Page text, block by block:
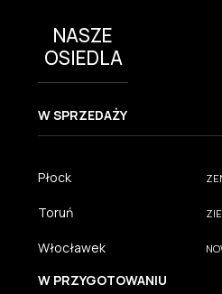
NASZE
OSIEDLA
W SPRZEDAŻY
Płock
Toruń
Włocławek
W PRZYGOTOWANIU